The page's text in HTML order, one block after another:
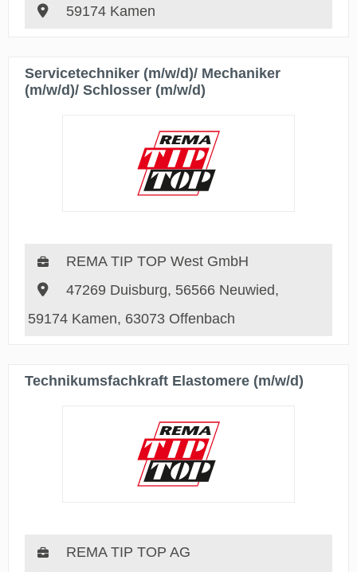
59174 Kamen
Servicetechniker (m/w/d)/ Mechaniker
(m/w/d)/ Schlosser (m/w/d)
REMA TIP TOP West GmbH
47269 Duisburg, 56566 Neuwied,
59174 Kamen, 63073 Offenbach
Technikumsfachkraft Elastomere (m/w/d)
REMA TIP TOP AG